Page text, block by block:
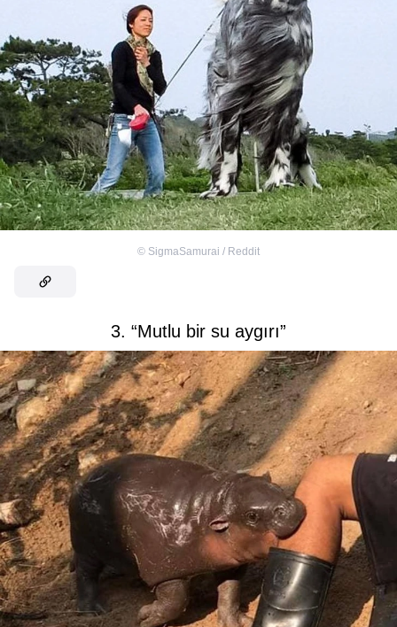
© SigmaSamurai / Reddit
3. “Mutlu bir su aygırı”